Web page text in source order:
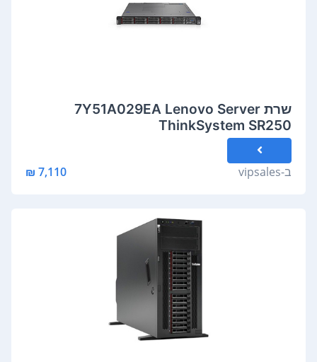
שרת 7Y51A029EA Lenovo Server
ThinkSystem SR250
ב-vipsales
7,110 ₪